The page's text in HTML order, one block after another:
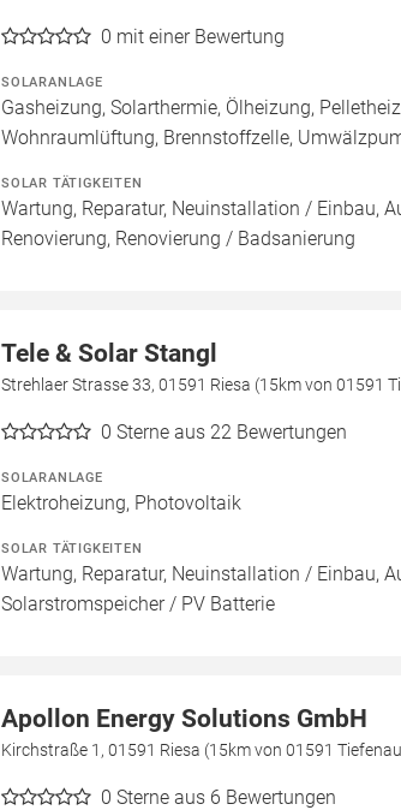
0 mit einer Bewertung
SOLARANLAGE
Gasheizung, Solarthermie, Ölheizung,
Wohnraumlüftung, Brennstoffzelle,
SOLAR TÄTIGKEITEN
Wartung, Reparatur, Neuinstallation / Einbau,
Renovierung, Renovierung / Badsanierung
Tele & Solar Stangl
Strehlaer Strasse 33, 01591 Riesa (15km von 01591
0 Sterne aus 22 Bewertungen
SOLARANLAGE
Elektroheizung, Photovoltaik
SOLAR TÄTIGKEITEN
Wartung, Reparatur, Neuinstallation / Einbau,
Solarstromspeicher / PV Batterie
Apollon Energy Solutions GmbH
Kirchstraße 1, 01591 Riesa (15km von 01591
0 Sterne aus 6 Bewertungen